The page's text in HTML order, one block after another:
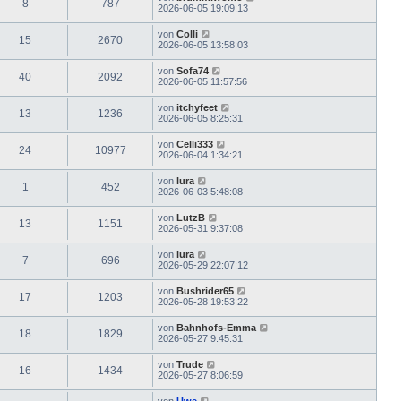
8 787
2026-06-05 19:09:13
15 2670 von Colli
2026-06-05 13:58:03
40 2092 von Sofa74
2026-06-05 11:57:56
13 1236 von itchyfeet
2026-06-05 8:25:31
24 10977 von Celli333
2026-06-04 1:34:21
1 452 von lura
2026-06-03 5:48:08
13 1151 von LutzB
2026-05-31 9:37:08
7 696 von lura
2026-05-29 22:07:12
17 1203 von Bushrider65
2026-05-28 19:53:22
18 1829 von Bahnhofs-Emma
2026-05-27 9:45:31
16 1434 von Trude
2026-05-27 8:06:59